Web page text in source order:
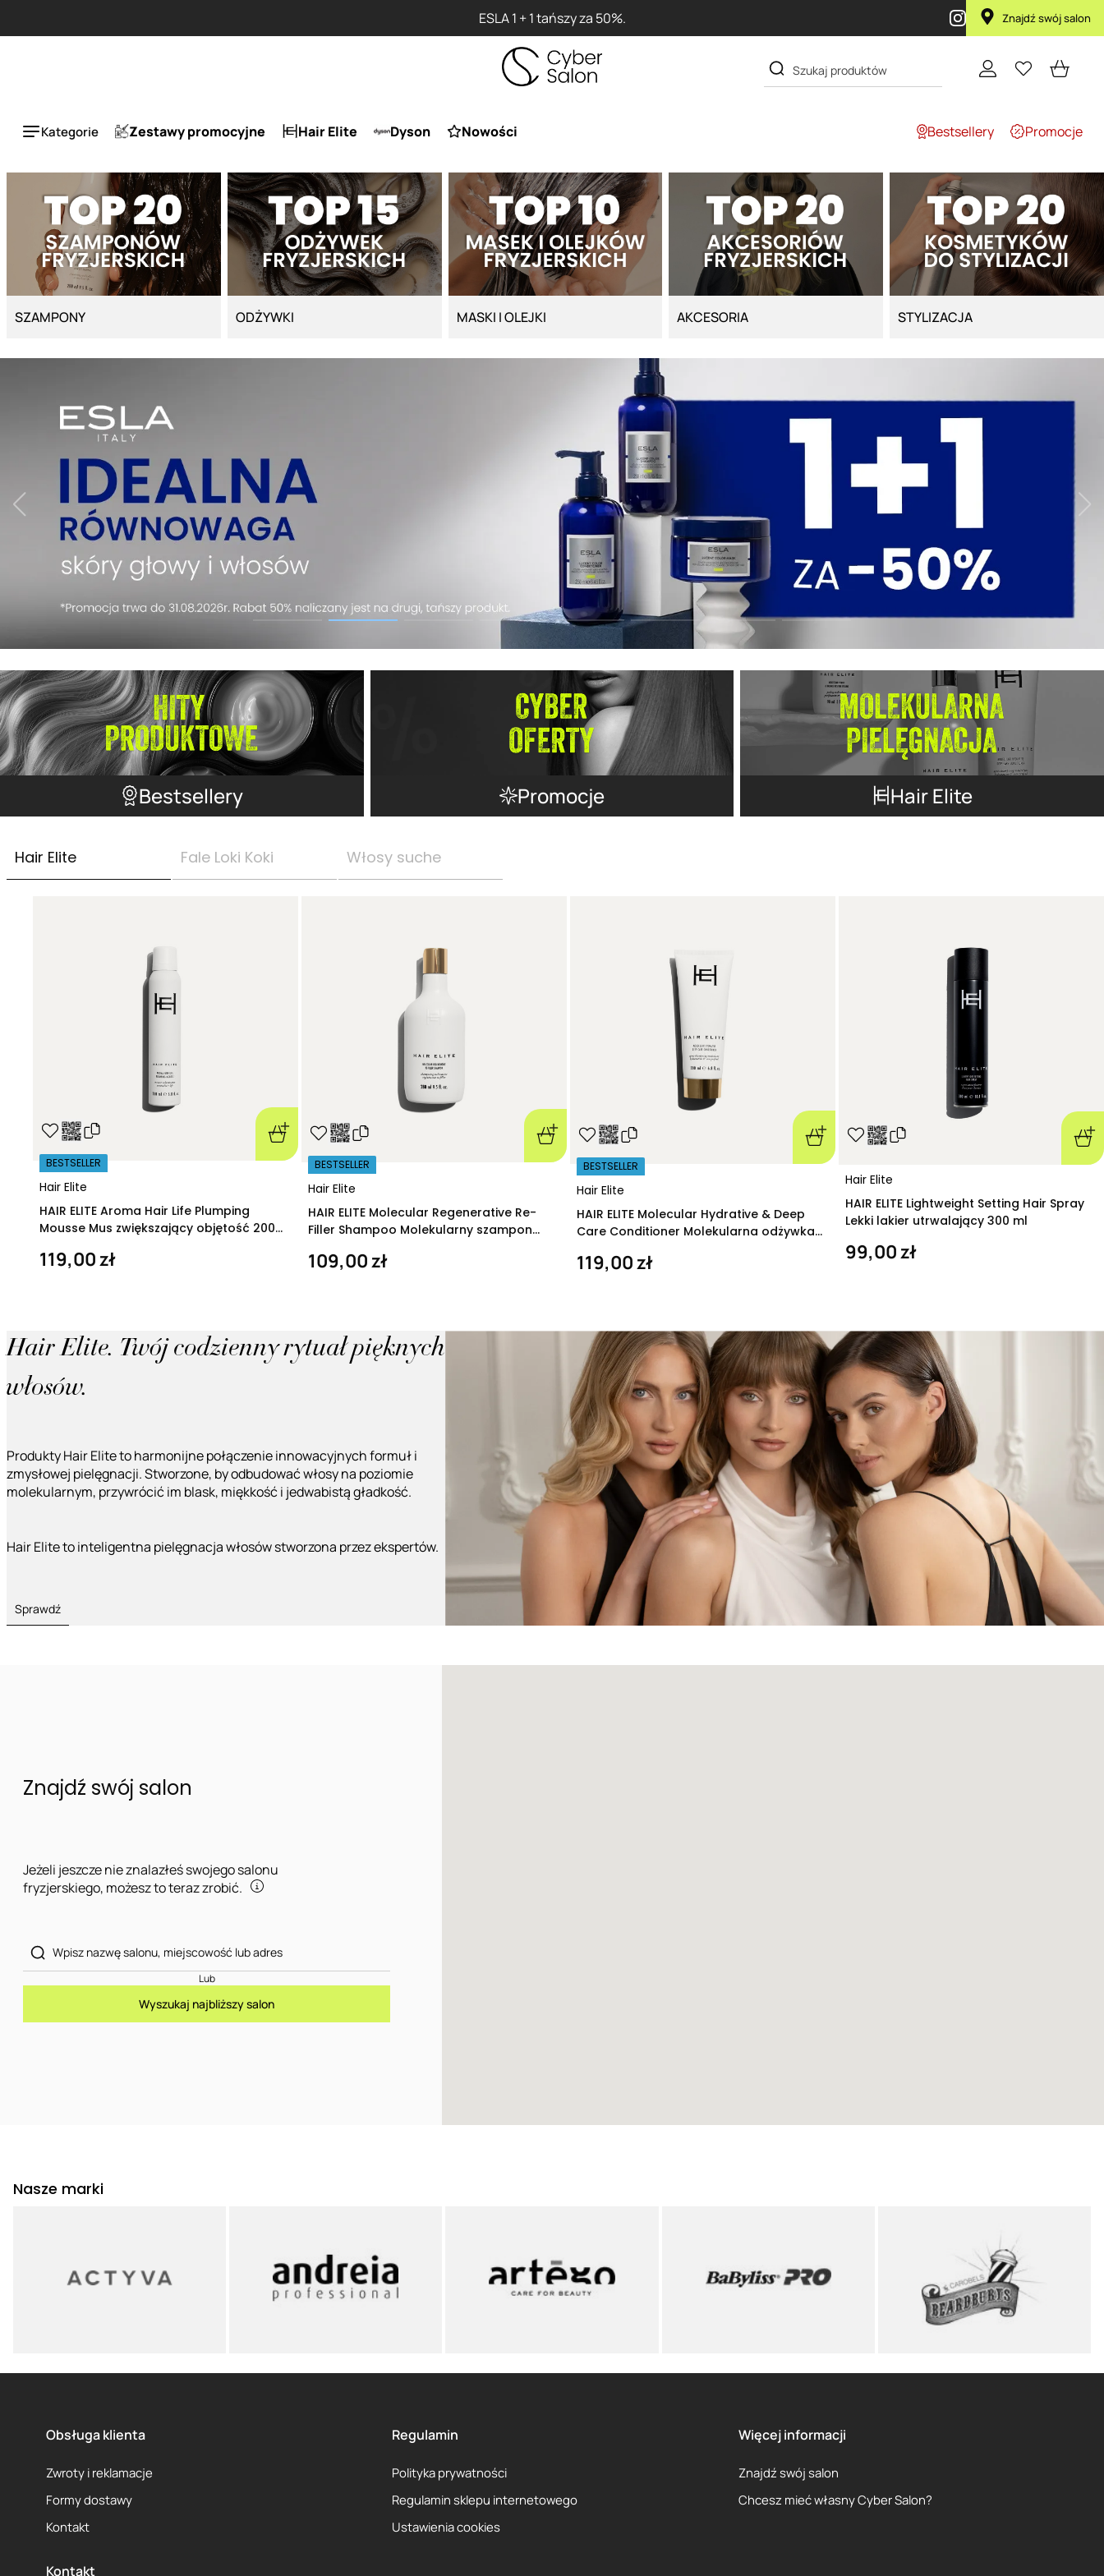
Przy zakupie produktu Artego Maska Lola za 1 żł Znajdź swój salon
Kategorie Zestawy promocyjne Hair Elite Dyson Nowości Bestsellery Promocje
SZAMPONY ODŻYWKI MASKI I OLEJKI AKCESORIA STYLIZACJA
Bestsellery Promocje Hair Elite
Hair Elite Fale Loki Koki Włosy suche
Hair Elite
BESTSELLER
HAIR ELITE Aroma Hair Life Plumping
Mousse Mus zwiększający objętość 200
119,00 zł
Hair Elite
BESTSELLER
HAIR ELITE Molecular Regenerative Re-
Filler Shampoo Molekularny szampon
109,00 zł
Hair Elite
BESTSELLER
HAIR ELITE Molecular Hydrative & Deep
Care Conditioner Molekularna odżywka
119,00 zł
Hair Elite
HAIR ELITE Lightweight Setting Hair Spray
Lekki lakier utrwalający 300 ml
99,00 zł
Hair Elite. Twój codzienny rytuał pięknych
włosów.
Produkty Hair Elite to harmonijne połączenie innowacyjnych formuł i
zmysłowej pielęgnacji. Stworzone, by odbudować włosy na poziomie
molekularnym, przywrócić im blask, miękkość i jedwabistą gładkość.
Hair Elite to inteligentna pielęgnacja włosów stworzona przez ekspertów.
Sprawdź
Znajdź swój salon
Jeżeli jeszcze nie znalazłeś swojego salonu
fryzjerskiego, możesz to teraz zrobić.
Lub
Wyszukaj najbliższy salon
Nasze marki
Obsługa klienta
Zwroty i reklamacje
Formy dostawy
Kontakt
Regulamin
Polityka prywatności
Regulamin sklepu internetowego
Ustawienia cookies
Więcej informacji
Znajdź swój salon
Chcesz mieć własny Cyber Salon?
Kontakt